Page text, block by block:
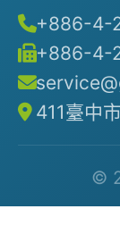
+886-4-
+886-4-
411臺中
©